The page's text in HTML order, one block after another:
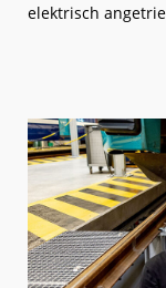
elektrisch